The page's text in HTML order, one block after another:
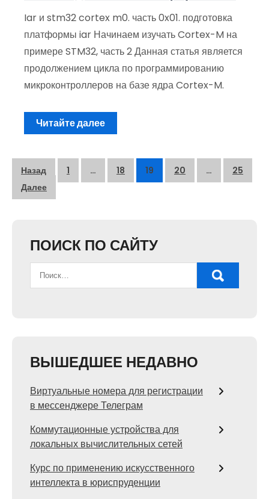
Iar и stm32 cortex m0. часть 0x01. подготовка
платформы iar Начинаем изучать Cortex-M на
примере STM32, часть 2 Данная статья является
продолжением цикла по программированию
микроконтроллеров на базе ядра Cortex-M.
Читайте далее
Пагинация
записей
Назад 1 … 18 19 20 …
25
Далее
ПОИСК ПО САЙТУ
ВЫШЕДШЕЕ НЕДАВНО
Виртуальные номера для регистрации
в мессенджере Телеграм
Коммутационные устройства для
локальных вычислительных сетей
Курс по применению искусственного
интеллекта в юриспруденции